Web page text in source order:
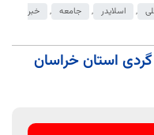
, اسلایدر , جامعه ,
خبر
استان خراسان